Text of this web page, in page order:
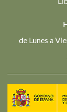
de Lunes a